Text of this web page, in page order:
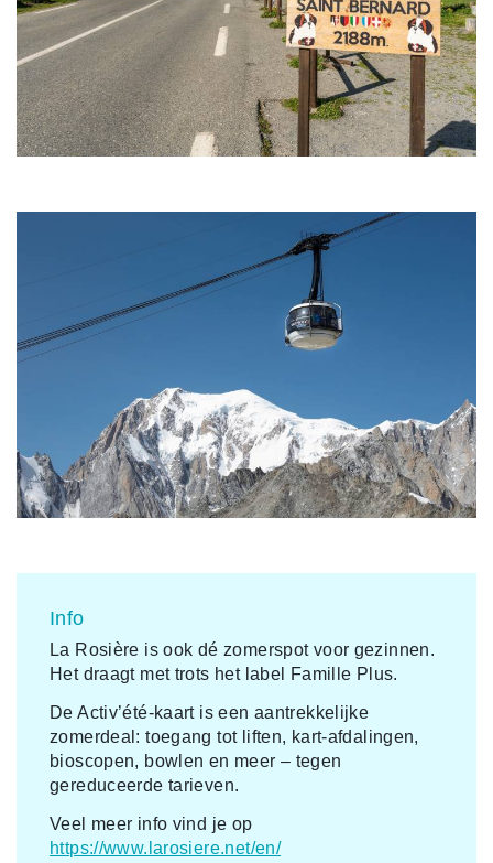
Info
La Rosière is ook dé zomerspot voor gezinnen.
Het draagt met trots het label Famille Plus.
De Activ’été-kaart is een aantrekkelijke
zomerdeal: toegang tot liften, kart-afdalingen,
bioscopen, bowlen en meer – tegen
gereduceerde tarieven.
Veel meer info vind je op
https://www.larosiere.net/en/